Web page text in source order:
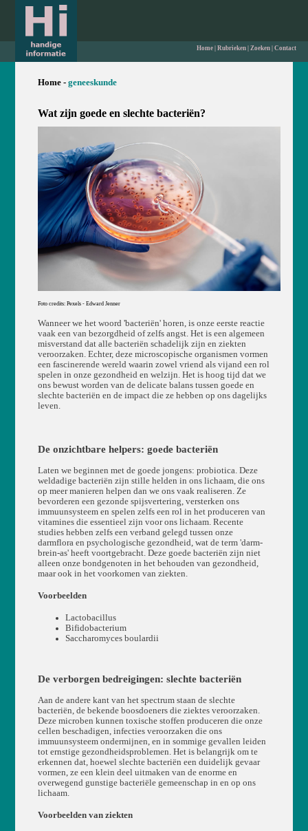
Home| Rubrieken| Zoeken| Contact
Home - geneeskunde
Wat zijn goede en slechte bacteriën?
Foto credits: Pexels - Edward Jenner
Wanneer we het woord 'bacteriën' horen, is onze eerste reactie
vaak een van bezorgdheid of zelfs angst. Het is een algemeen
misverstand dat alle bacteriën schadelijk zijn en ziekten
veroorzaken. Echter, deze microscopische organismen vormen
een fascinerende wereld waarin zowel vriend als vijand een rol
spelen in onze gezondheid en welzijn. Het is hoog tijd dat we
ons bewust worden van de delicate balans tussen goede en
slechte bacteriën en de impact die ze hebben op ons dagelijks
leven.
De onzichtbare helpers: goede bacteriën
Laten we beginnen met de goede jongens: probiotica. Deze
weldadige bacteriën zijn stille helden in ons lichaam, die ons
op meer manieren helpen dan we ons vaak realiseren. Ze
bevorderen een gezonde spijsvertering, versterken ons
immuunsysteem en spelen zelfs een rol in het produceren van
vitamines die essentieel zijn voor ons lichaam. Recente
studies hebben zelfs een verband gelegd tussen onze
darmflora en psychologische gezondheid, wat de term 'darm-
brein-as' heeft voortgebracht. Deze goede bacteriën zijn niet
alleen onze bondgenoten in het behouden van gezondheid,
maar ook in het voorkomen van ziekten.
Voorbeelden
Lactobacillus
Bifidobacterium
Saccharomyces boulardii
De verborgen bedreigingen: slechte bacteriën
Aan de andere kant van het spectrum staan de slechte
bacteriën, de bekende boosdoeners die ziektes veroorzaken.
Deze microben kunnen toxische stoffen produceren die onze
cellen beschadigen, infecties veroorzaken die ons
immuunsysteem ondermijnen, en in sommige gevallen leiden
tot ernstige gezondheidsproblemen. Het is belangrijk om te
erkennen dat, hoewel slechte bacteriën een duidelijk gevaar
vormen, ze een klein deel uitmaken van de enorme en
overwegend gunstige bacteriële gemeenschap in en op ons
lichaam.
Voorbeelden van ziekten